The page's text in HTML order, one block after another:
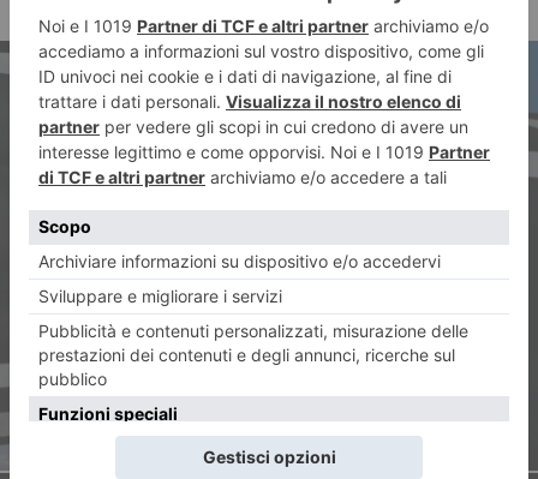
Juventus Bologna, sfida
importante per i bianconeri